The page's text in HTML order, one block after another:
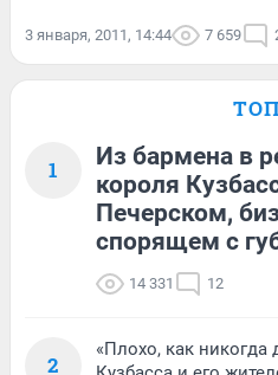
3 января, 2011, 14:44 7 659
1
Из бармена в
короля
Печерском,
спорящем с
14 331 12
2
«Плохо, как никогда